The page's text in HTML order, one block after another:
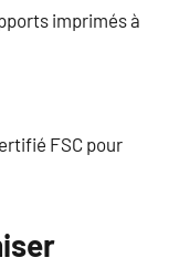
imprimés à
FSC pour